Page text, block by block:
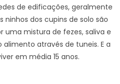
de edificações, geralmente
ninhos dos cupins de solo são
uma mistura de fezes, saliva e
alimento através de tuneis. E a
em média 15 anos.